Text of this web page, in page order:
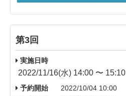
第3回
実施日時
2022/11/16(水) 14:00 〜 15:10
予約開始
2022/10/04 10:00